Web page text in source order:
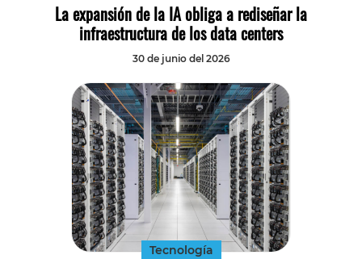
La expansión de la IA obliga a rediseñar la
infraestructura de los data centers
30 de junio del 2026
Tecnología